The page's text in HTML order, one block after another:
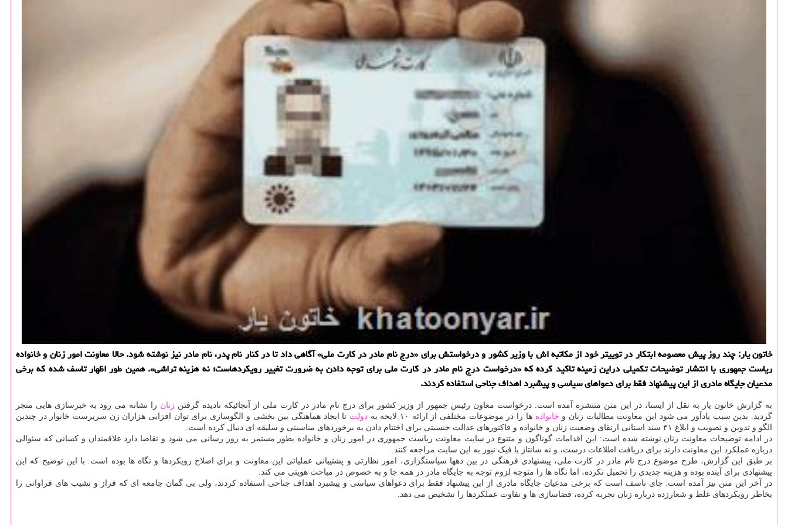
خاتون یار: چند روز پیش معصومه ابتكار در توییتر خود از مكاتبه اش با وزیر كشور و درخواستش برای «درج نام مادر در كارت ملی» آگاهی داد تا در كنار نام پدر، نام مادر نیز نوشته شود. حالا معاونت امور زنان و خانواده
ریاست جمهوری با انتشار توضیحات تكمیلی دراین زمینه تاكید كرده كه «درخواست درج نام مادر در كارت ملی برای توجه دادن به ضرورت تغییر رویكردهاست؛ نه هزینه تراشی». همین طور اظهار تاسف شده كه برخی
مدعیان جایگاه مادری از این پیشنهاد فقط برای دعواهای سیاسی و پیشبرد اهداف جناحی استفاده كردند.
به گزارش خاتون یار به نقل از ایسنا، در این متن منتشره آمده است: درخواست معاون رئیس جمهور از وزیر کشور برای درج نام مادر در کارت ملی از آنجائیکه نادیده گرفتن زنان را نشانه می رود به خبرسازی هایی منجر
گردید. بدین سبب یادآور می شود این معاونت مطالبات زنان و خانواده ها را در موضوعات مختلفی از ارائه ۱۰ لایحه به دولت تا ایجاد هماهنگی بین بخشی و الگوسازی برای توان افزایی هزاران زن سرپرست خانوار در چندین
الگو و تدوین و تصویب و ابلاغ ۳۱ سند استانی ارتقای وضعیت زنان و خانواده و فاکتورهای عدالت جنسیتی برای اختتام دادن به برخوردهای مناسبتی و سلیقه ای دنبال کرده است.
در ادامه توضیحات معاونت زنان نوشته شده است: این اقدامات گوناگون و متنوع در سایت معاونت ریاست جمهوری در امور زنان و خانواده بطور مستمر به روز رسانی می شود و تقاضا دارد علاقمندان و کسانی که سئوالی
درباره عملکرد این معاونت دارند برای دریافت اطلاعات درست، و نه شانتاژ یا فیک نیوز به این سایت مراجعه کنند.
بر طبق این گزارش، طرح موضوع درج نام مادر در کارت ملی، پیشنهادی فرهنگی در بین دهها سیاستگزاری، امور نظارتی و پشتیبانی عملیاتی این معاونت و برای اصلاح رویکردها و نگاه ها بوده است. با این توضیح که این
پیشنهادی برای آینده بوده و هزینه جدیدی را تحمیل نکرده، اما نگاه ها را متوجه لزوم توجه به جایگاه مادر در همه جا و به خصوص در مباحث هویتی می کند.
در آخر این متن نیز آمده است: جای تاسف است که برخی مدعیان جایگاه مادری از این پیشنهاد فقط برای دعواهای سیاسی و پیشبرد اهداف جناحی استفاده کردند، ولی بی گمان جامعه ای که فراز و نشیب های فراوانی را
بخاطر رویکردهای غلط و شعارزده درباره زنان تجربه کرده، فضاسازی ها و تفاوت عملکردها را تشخیص می دهد.